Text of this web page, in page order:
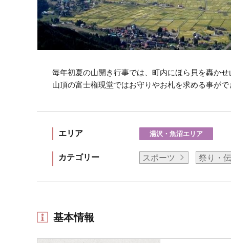
毎年初夏の山開き行事では、町内にほら貝を轟かせ
山頂の富士権現堂ではお守りやお札を求める事がで
エリア 湯沢・魚沼エリア
カテゴリー スポーツ 祭り・
基本情報